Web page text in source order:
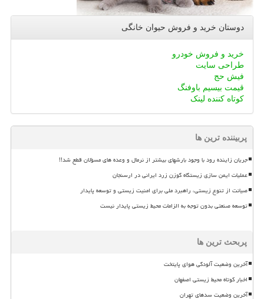
دوستان خرید و فروش حیوان خانگی
خرید و فروش خودرو
طراحی سایت
فیش حج
قیمت بیسیم باوفنگ
کوتاه کننده لینک
پربیننده ترین ها
جریان زاینده رود با وجود بارشهای بیشتر از نرمال و وعده های مسؤلان قطع شد!!
عملیات ایمن سازی زیستگاه گوزن زرد ایرانی در ارسنجان
صیانت از تنوع زیستی، راهبرد ملی برای امنیت زیستی و توسعه پایدار
توسعه صنعتی بدون توجه به الزامات محیط زیستی پایدار نیست
پربحث ترین ها
آخرین وضعیت آلودگی هوای پایتخت
اخبار کوتاه محیط زیستی اصفهان
آخرین وضعیت سدهای تهران